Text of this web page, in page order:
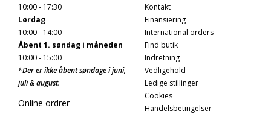
10:00 - 17:30
Lørdag
10:00 - 14:00
Åbent 1. søndag i måneden
10:00 - 15:00
*Der er ikke åbent søndage i juni,
juli & august.
Online ordrer
Kontakt
Finansiering
International orders
Find butik
Indretning
Vedligehold
Ledige stillinger
Cookies
Handelsbetingelser